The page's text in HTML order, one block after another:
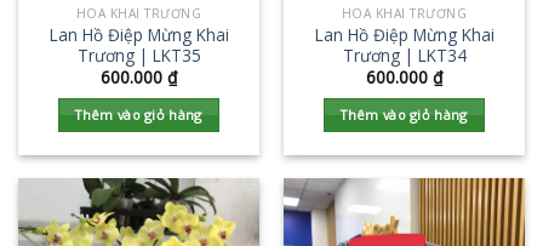
HOA KHAI TRƯƠNG
Lan Hồ Điệp Mừng Khai
Trương | LKT35
600.000 ₫
Thêm vào giỏ hàng
HOA KHAI TRƯƠNG
Lan Hồ Điệp Mừng Khai
Trương | LKT34
600.000 ₫
Thêm vào giỏ hàng